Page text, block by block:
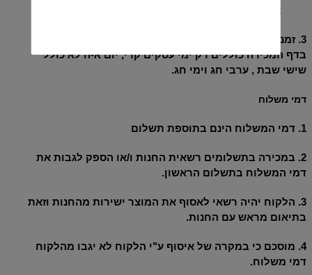
2.2
3. זמני אספקת המוצרים ו/או השירותים כפי שאלה מצוינים
בדף המכירה כוללים רק ימי עסקים קרי, יום א-ה לא כולל
שישי שבת , ערבי חג וימי חג.
דמי משלוח
1.
2. במכירה בתשלומים רשאית החנות ו/או הספק לגבות את
דמי המשלוח בתשלום הראשון.
3. הלקוח יהיה רשאי לאסוף את המוצר ישירות מהחנות וזאת
בתיאום מראש עם החנות.
4. מוסכם כי במקרה של איסוף ע"י הלקוח לא יגבו מהלקוח
דמי משלוח.